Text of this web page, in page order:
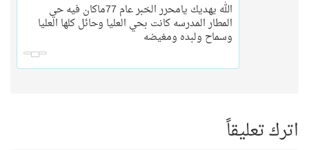
الله يهديك يامحرر الخبر عام 77ماكان فيه حي
المطار المدرسه كانت بحي العليا وحائل كلها العليا
وسماح ولبده ومغيضه
اترك تعليقاً